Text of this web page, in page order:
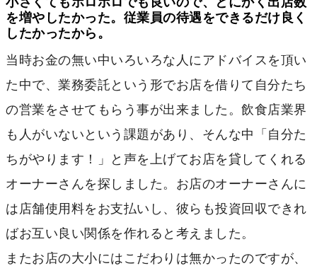
を増やしたかった。従業員の待遇をできるだけ良く
したかったから。
当時お金の無い中いろいろな人にアドバイスを頂い
た中で、業務委託という形でお店を借りて自分たち
の営業をさせてもらう事が出来ました。飲食店業界
も人がいないという課題があり、そんな中「自分た
ちがやります！」と声を上げてお店を貸してくれる
オーナーさんを探しました。お店のオーナーさんに
は店舗使用料をお支払いし、彼らも投資回収できれ
ばお互い良い関係を作れると考えました。
またお店の大小にはこだわりは無かったのですが、